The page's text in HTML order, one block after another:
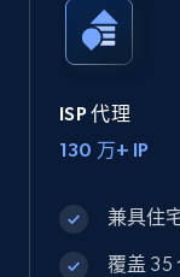
ISP 代理
130 万+ IP
兼具住
覆盖 35